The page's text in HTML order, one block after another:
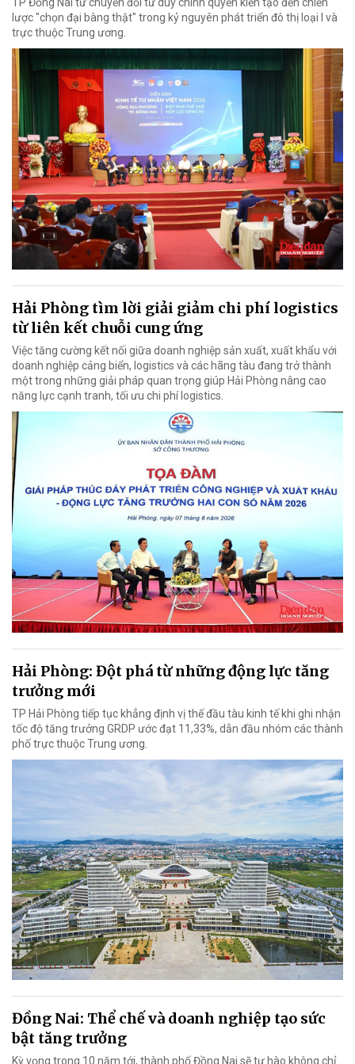
TP Đồng Nai từ chuyển đổi tư duy chính quyền kiến tạo đến chiến
lược "chọn đại bàng thật" trong kỷ nguyên phát triển đô thị loại I và
trực thuộc Trung ương.
Hải Phòng tìm lời giải giảm chi phí logistics
từ liên kết chuỗi cung ứng
Việc tăng cường kết nối giữa doanh nghiệp sản xuất, xuất khẩu với
doanh nghiệp cảng biển, logistics và các hãng tàu đang trở thành
một trong những giải pháp quan trọng giúp Hải Phòng nâng cao
năng lực cạnh tranh, tối ưu chi phí logistics.
Hải Phòng: Đột phá từ những động lực tăng
trưởng mới
TP Hải Phòng tiếp tục khẳng định vị thế đầu tàu kinh tế khi ghi nhận
tốc độ tăng trưởng GRDP ước đạt 11,33%, dẫn đầu nhóm các thành
phố trực thuộc Trung ương.
Đồng Nai: Thể chế và doanh nghiệp tạo sức
bật tăng trưởng
Kỳ vọng trong 10 năm tới, thành phố Đồng Nai sẽ tự hào không chỉ